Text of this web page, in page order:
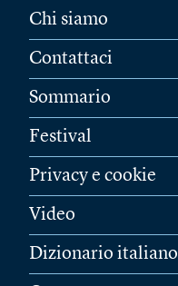
Chi siamo
Contattaci
Sommario
Festival
Privacy e cookie
Video
Dizionario italiano